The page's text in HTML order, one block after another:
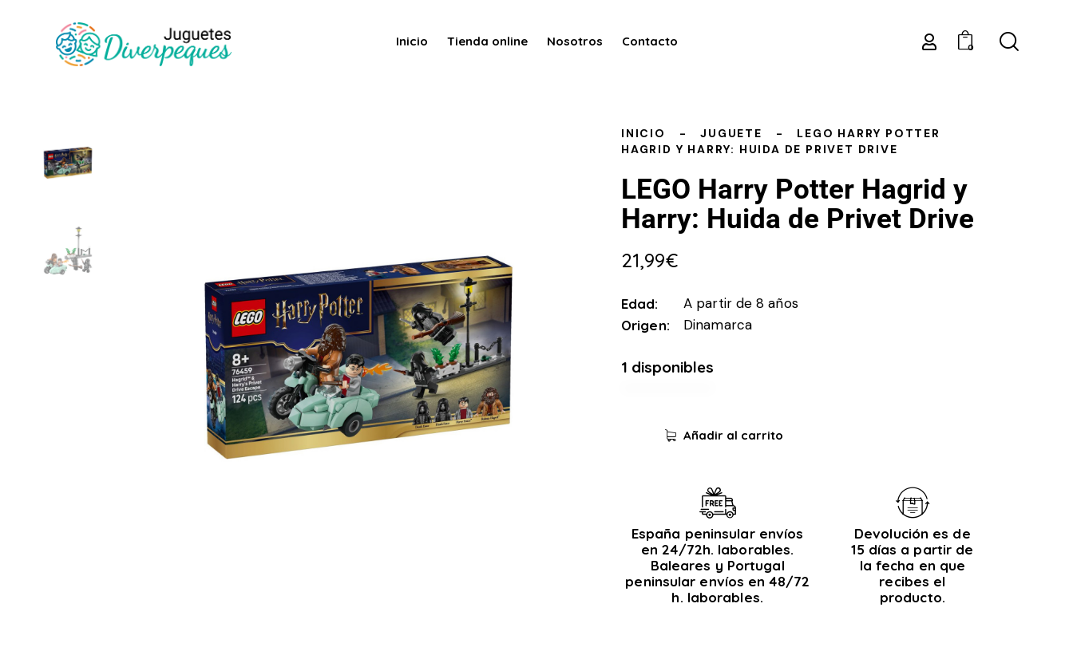
Inicio Tienda online Nosotros Contacto 0
INICIO JUGUETE
LEGO HARRY POTTER
HAGRID Y HARRY: HUIDA DE PRIVET DRIVE
LEGO Harry Potter Hagrid y
Harry: Huida de Privet Drive
21,99€
Edad A partir de 8 años
Origen Dinamarca
1 disponibles
Añadir al carrito
España peninsular envíos
en 24/72h. laborables.
Baleares y Portugal
peninsular envíos en 48/72
h. laborables.
Devolución es de
15 días a partir de
la fecha en que
recibes el
producto.